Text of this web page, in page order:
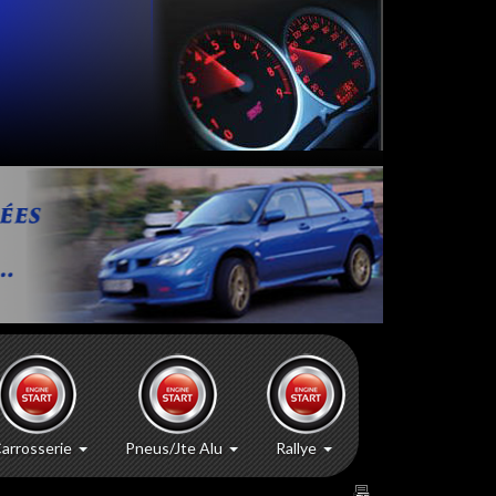
Pneus/Jte Alu Rallye